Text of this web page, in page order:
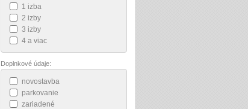
1 izba
2 izby
3 izby
4 a viac
Doplnkové údaje:
novostavba
parkovanie
zariadené